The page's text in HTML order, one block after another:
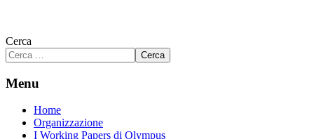
Cerca
Cerca
Menu
Home
Organizzazione
I Working Papers di Olympus